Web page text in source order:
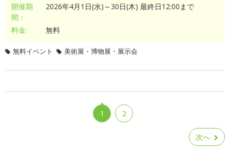
開催期
間：
2026年4月1日(水)～30日(木) 最終日12:00まで
料金: 無料
無料イベント 美術展・博物展・展示会
1 2
次へ